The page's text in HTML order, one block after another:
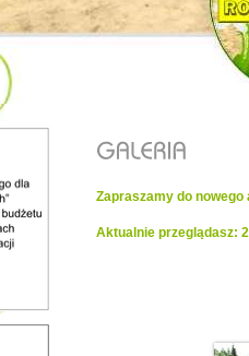
Zapraszamy do nowego
Aktualnie przeglądasz: